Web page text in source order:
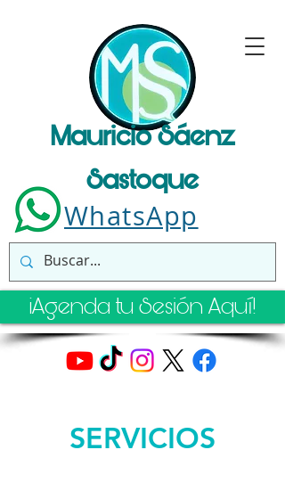
Mauricio Sáenz
Sastoque
WhatsApp
¡Agenda tu Sesión Aquí!
SERVICIOS